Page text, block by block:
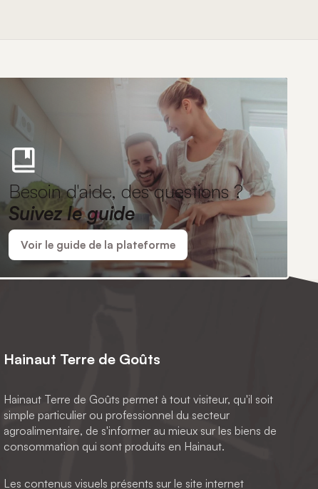
Besoin d'aide, des questions ?
Suivez le guide
Voir le guide de la plateforme
Hainaut Terre de Goûts
Hainaut Terre de Goûts permet à tout visiteur, qu'il soit
simple particulier ou professionnel du secteur
agroalimentaire, de s'informer au mieux sur les biens de
consommation qui sont produits en Hainaut.
Les contenus visuels présents sur le site internet